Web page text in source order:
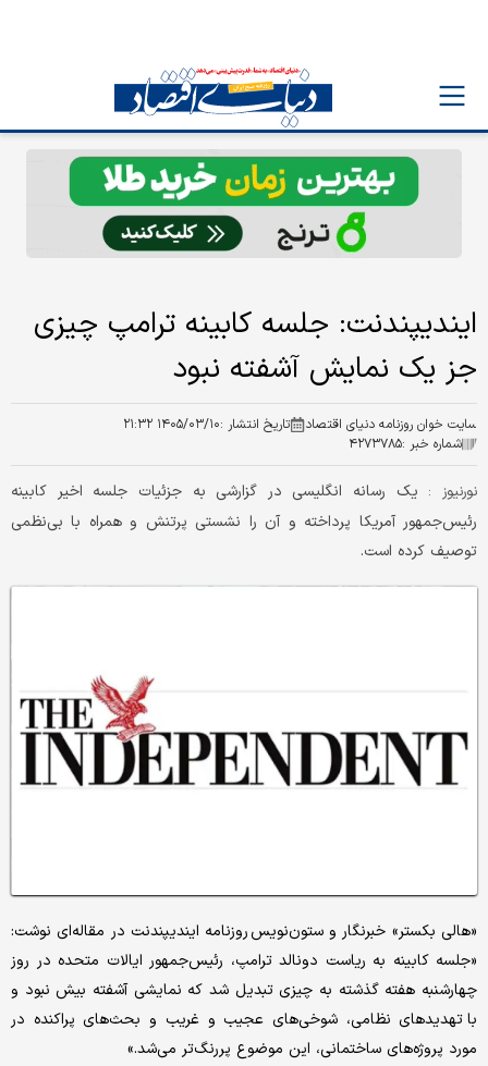
ایندیپندنت: جلسه کابینه ترامپ چیزی
جز یک نمایش آشفته نبود
سایت خوان روزنامه دنیای اقتصاد تاریخ انتشار :۱۴۰۵/۰۳/۱۰ ۲۱:۳۲
شماره خبر :۴۲۷۳۷۸۵
نورنیوز : یک رسانه انگلیسی در گزارشی به جزئیات جلسه اخیر کابینه
رئیس‌جمهور آمریکا پرداخته و آن را نشستی پرتنش و همراه با بی‌نظمی
توصیف کرده است.
«هالی بکستر» خبرنگار و ستون‌نویس روزنامه ایندیپندنت در مقاله‌ای نوشت:
«جلسه کابینه به ریاست دونالد ترامپ، رئیس‌جمهور ایالات متحده در روز
چهارشنبه هفته گذشته به چیزی تبدیل شد که نمایشی آشفته بیش نبود و
با تهدیدهای نظامی، شوخی‌های عجیب و غریب و بحث‌های پراکنده در
مورد پروژه‌های ساختمانی، این موضوع پررنگ‌تر می‌شد.»